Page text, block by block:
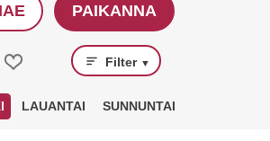
PAIKANNA
Filter ▼
LAUANTAI SUNNUNTAI